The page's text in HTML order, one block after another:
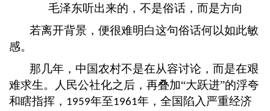
毛泽东听出来的，不是俗话，而是方向
若离开背景，便很难明白这句俗话何以如此敏
感。
那几年，中国农村不是在从容讨论，而是在艰
难求生。人民公社化之后，再叠加“大跃进”的浮夸
和瞎指挥， 1959年至1961年，全国陷入严重经济